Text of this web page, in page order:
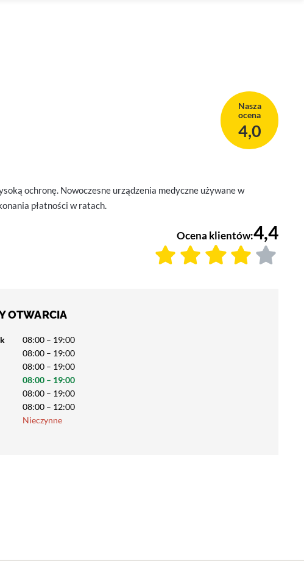
Nasza
ocena
4,0
ochronę. Nowoczesne urządzenia medyczne używane w
płatności w ratach.
Ocena klientów:4,4
OTWARCIA
08:00 – 19:00
08:00 – 19:00
08:00 – 19:00
08:00 – 19:00
08:00 – 19:00
08:00 – 12:00
Nieczynne